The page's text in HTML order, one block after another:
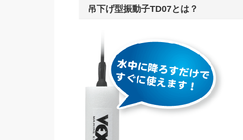
吊下げ型振動子TD07とは？